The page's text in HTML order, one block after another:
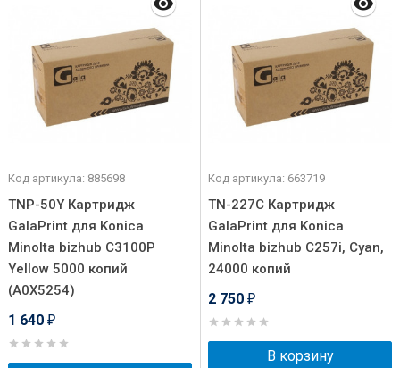
Код артикула: 885698
TNP-50Y Картридж
GalaPrint для Konica
Minolta bizhub C3100P
Yellow 5000 копий
(A0X5254)
1 640 ₽
Код артикула: 663719
TN-227C Картридж
GalaPrint для Konica
Minolta bizhub C257i, Cyan,
24000 копий
2 750 ₽
В корзину